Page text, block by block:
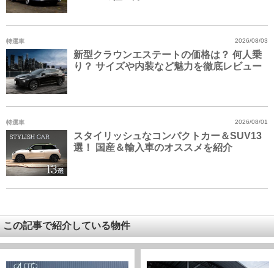
特選車
新型クラウンエステートの価格は？ 何人乗
り？ サイズや内装など魅力を徹底レビュー
2026/08/03
特選車
スタイリッシュなコンパクトカー＆SUV13
選！ 国産＆輸入車のオススメを紹介
2026/08/01
この記事で紹介している物件